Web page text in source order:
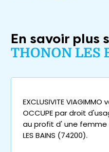
En savoir plus
THONON LES
EXCLUSIVITE
OCCUPE par droit
au profit d' une femme
LES BAINS (74200).